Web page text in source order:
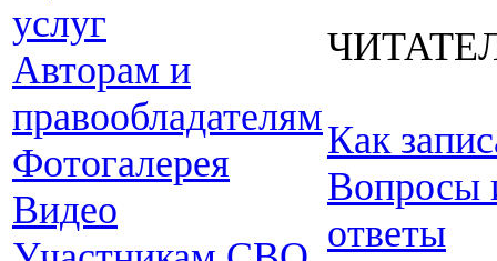
услуг
Авторам и
правообладателям
Фотогалерея
Видео
Как
Вопросы
ответы